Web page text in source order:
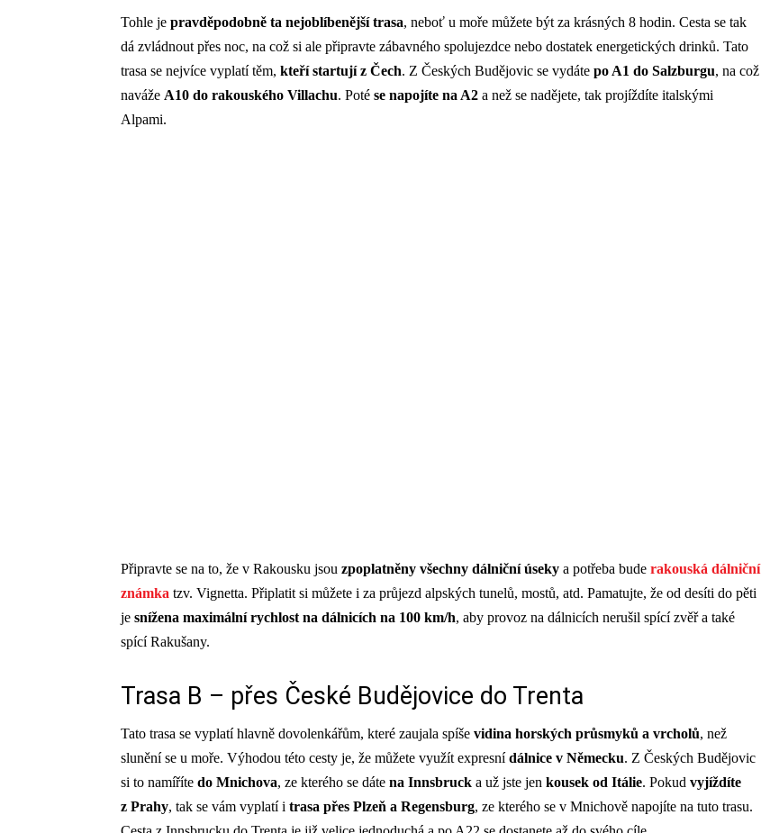
Tohle je pravděpodobně ta nejoblíbenější trasa, neboť u moře můžete být za krásných 8 hodin. Cesta se tak
dá zvládnout přes noc, na což si ale připravte zábavného spolujezdce nebo dostatek energetických drinků. Tato
trasa se nejvíce vyplatí těm, kteří startují z Čech. Z Českých Budějovic se vydáte po A1 do Salzburgu, na což
naváže A10 do rakouského Villachu. Poté se napojíte na A2 a než se nadějete, tak projíždíte italskými
Alpami.
Připravte se na to, že v Rakousku jsou zpoplatněny všechny dálniční úseky a potřeba bude rakouská dálniční
známka tzv. Vignetta. Připlatit si můžete i za průjezd alpských tunelů, mostů, atd. Pamatujte, že od desíti do pěti
je snížena maximální rychlost na dálnicích na 100 km/h, aby provoz na dálnicích nerušil spící zvěř a také
spící Rakušany.
Trasa B – přes České Budějovice do Trenta
Tato trasa se vyplatí hlavně dovolenkářům, které zaujala spíše vidina horských průsmyků a vrcholů, než
slunění se u moře. Výhodou této cesty je, že můžete využít expresnídálnice v Německu. Z Českých Budějovic
si to namíříte do Mnichova, ze kterého se dáte na Innsbruck a už jste jen kousek od Itálie. Pokud vyjíždíte
z Prahy, tak se vám vyplatí i trasa přes Plzeň a Regensburg, ze kterého se v Mnichově napojíte na tuto trasu.